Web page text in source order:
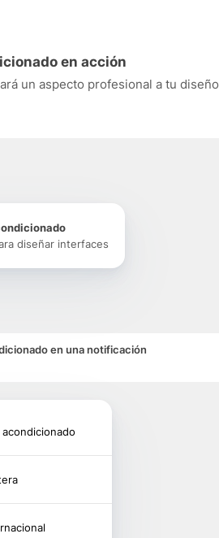
en acción
un aspecto profesional a tu
diseñar interfaces
en una notificación
acondicionado